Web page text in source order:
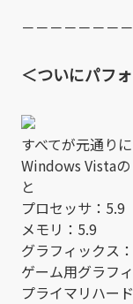
－－－－－－－
＜ついにパフ
すべてが元通り
Windows Vista
と
プロセッサ：5.9
メモリ：5.9
グラフィックス
ゲーム用グラフ
プライマリハー